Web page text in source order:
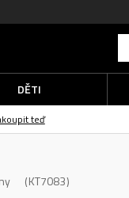
DĚTI
teď
KT7083